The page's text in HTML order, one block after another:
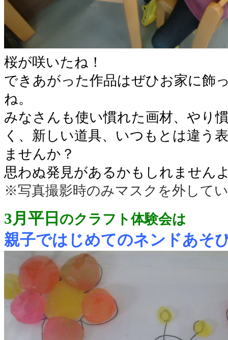
桜が咲いたね！
できあがった作品はぜひお家に飾
ね。
みなさんも使い慣れた画材、やり
く、新しい道具、いつもとは違う
ませんか？
思わぬ発見があるかもしれません
※写真撮影時のみマスクを外して
3月 平日 のクラフト体験会は
親子ではじめてのネンド